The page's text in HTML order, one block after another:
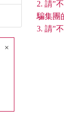
×
2. 請"
騙集團
3. 請"